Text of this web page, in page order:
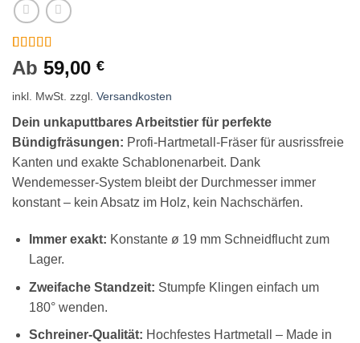
Bewertet
mit5 von 5,
auf
9
Ab 59,00 €
inkl. MwSt. zzgl. Versandkosten
Dein unkaputtbares Arbeitstier für perfekte
Bündigfräsungen: Profi-Hartmetall-Fräser für ausrissfreie
Kanten und exakte Schablonenarbeit. Dank
Wendemesser-System bleibt der Durchmesser immer
konstant – kein Absatz im Holz, kein Nachschärfen.
Immer exakt: Konstante ø 19 mm Schneidflucht zum
Lager.
Zweifache Standzeit: Stumpfe Klingen einfach um
180° wenden.
Schreiner-Qualität: Hochfestes Hartmetall – Made in